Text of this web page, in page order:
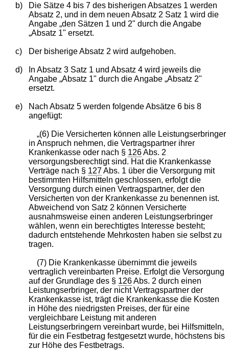
b)
Die Sätze 4 bis 7 des bisherigen Absatzes 1 werden
Absatz 2, und in dem neuen Absatz 2 Satz 1 wird die
Angabe „den Sätzen 1 und 2" durch die Angabe
„Absatz 1" ersetzt.
c) Der bisherige Absatz 2 wird aufgehoben.
d)
In Absatz 3 Satz 1 und Absatz 4 wird jeweils die
Angabe „Absatz 1" durch die Angabe „Absatz 2"
ersetzt.
e)
Nach Absatz 5 werden folgende Absätze 6 bis 8
angefügt:
„(6) Die Versicherten können alle Leistungserbringer
in Anspruch nehmen, die Vertragspartner ihrer
Krankenkasse oder nach § 126Abs. 2
versorgungsberechtigt sind. Hat die Krankenkasse
Verträge nach § 127Abs. 1 über die Versorgung mit
bestimmten Hilfsmitteln geschlossen, erfolgt die
Versorgung durch einen Vertragspartner, der den
Versicherten von der Krankenkasse zu benennen ist.
Abweichend von Satz 2 können Versicherte
ausnahmsweise einen anderen Leistungserbringer
wählen, wenn ein berechtigtes Interesse besteht;
dadurch entstehende Mehrkosten haben sie selbst zu
tragen.
(7) Die Krankenkasse übernimmt die jeweils
vertraglich vereinbarten Preise. Erfolgt die Versorgung
auf der Grundlage des § 126Abs. 2 durch einen
Leistungserbringer, der nicht Vertragspartner der
Krankenkasse ist, trägt die Krankenkasse die Kosten
in Höhe des niedrigsten Preises, der für eine
vergleichbare Leistung mit anderen
Leistungserbringern vereinbart wurde, bei Hilfsmitteln,
für die ein Festbetrag festgesetzt wurde, höchstens bis
zur Höhe des Festbetrags.